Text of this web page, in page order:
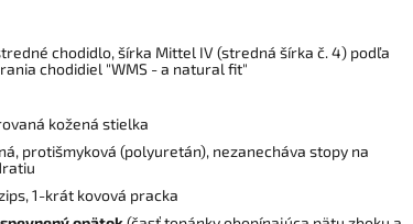
chodidlo, šírka Mittel IV (stredná šírka č. 4) podľa
chodidiel "WMS - a natural fit"
kožená stielka
protišmyková (polyuretán), nezanecháva stopy na
1-krát kovová pracka